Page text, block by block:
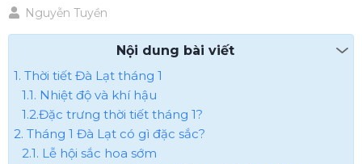
Nguyễn Tuyền
Nội dung bài viết
1. Thời tiết Đà Lạt tháng 1
1.1. Nhiệt độ và khí hậu
1.2.Đặc trưng thời tiết tháng 1?
2. Tháng 1 Đà Lạt có gì đặc sắc?
2.1. Lễ hội sắc hoa sớm